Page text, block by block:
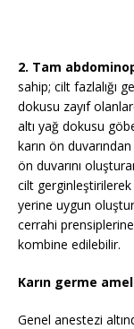
2. Tam
sahip; cilt fazlalığı
dokusu zayıf
altı yağ dokusu
karın ön
ön duvarını
cilt gerginleştirilerek
yerine uygun
cerrahi
kombine edilebilir.
Karın germe
Genel anestezi